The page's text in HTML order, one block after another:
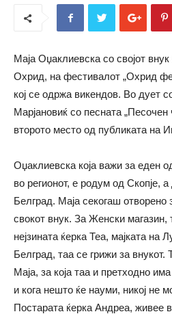
Маја Оџаклиевска со својот
Охрид, на фестивалот „Охрид
кој се одржа викендов. Во дует
Марјановиќ со песната „Песочен
второто место од публиката на
Оџаклиевска која важи за еден
во регионот, е родум од Скопје,
Белград. Маја секогаш отворено
свокот внук. За Женски магазин,
нејзината ќерка Теа, мајката на
Белград, таа се грижи за внукот.
Маја, за која таа и претходно
и кога нешто ќе науми, никој не
Постарата ќерка Андреа, живее